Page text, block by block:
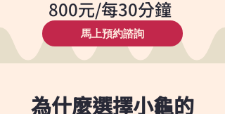
800元/每30分鐘
馬上預約諮詢
為什麼選擇小龜的